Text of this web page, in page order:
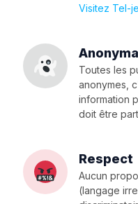
Visitez Tel-
Toutes les
anonymes,
information
doit être
Respect
Aucun
(langage